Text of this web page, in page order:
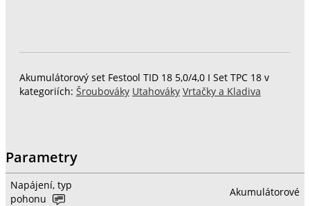
Akumulátorový set Festool TID 18 5,0/4,0 I Set TPC 18 v
kategoriích: Šroubováky Utahováky Vrtačky a Kladiva
Parametry
Napájení, typ
pohonu
Akumulátorové